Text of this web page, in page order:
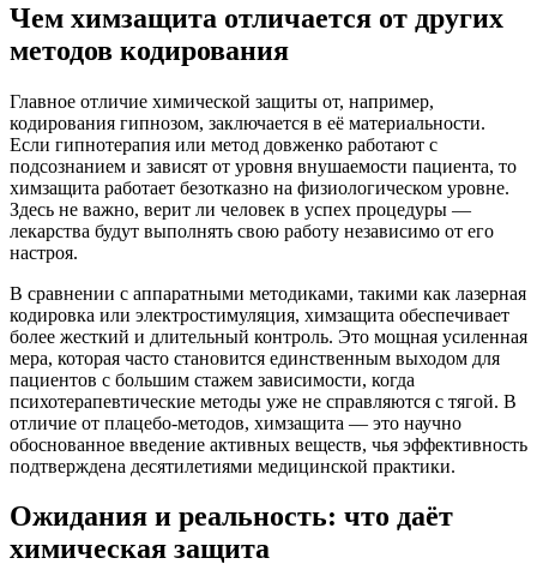
Чем химзащита отличается от других
методов кодирования
Главное отличие химической защиты от, например,
кодирования гипнозом, заключается в её материальности.
Если гипнотерапия или метод довженко работают с
подсознанием и зависят от уровня внушаемости пациента, то
химзащита работает безотказно на физиологическом уровне.
Здесь не важно, верит ли человек в успех процедуры —
лекарства будут выполнять свою работу независимо от его
настроя.
В сравнении с аппаратными методиками, такими как лазерная
кодировка или электростимуляция, химзащита обеспечивает
более жесткий и длительный контроль. Это мощная усиленная
мера, которая часто становится единственным выходом для
пациентов с большим стажем зависимости, когда
психотерапевтические методы уже не справляются с тягой. В
отличие от плацебо-методов, химзащита — это научно
обоснованное введение активных веществ, чья эффективность
подтверждена десятилетиями медицинской практики.
Ожидания и реальность: что даёт
химическая защита